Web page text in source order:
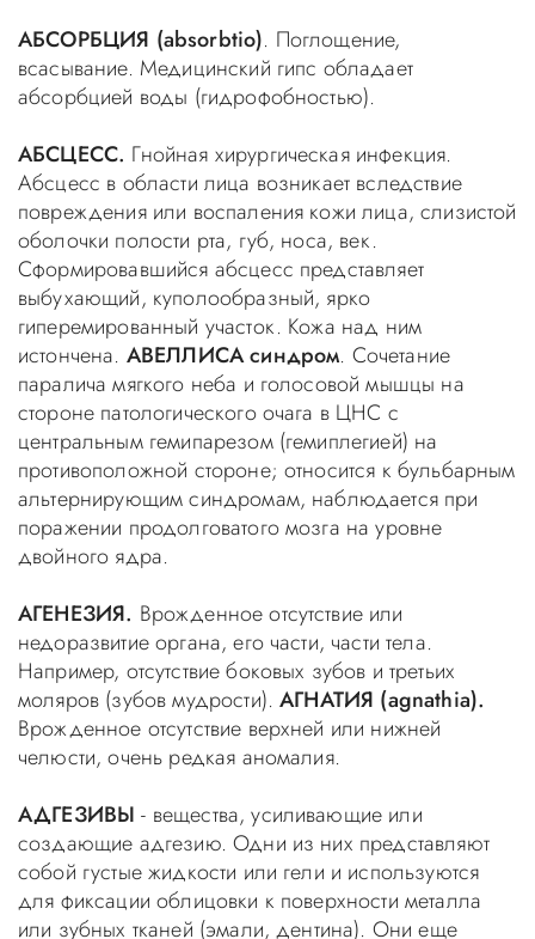
АБСОРБЦИЯ (absorbtio). Поглощение,
всасывание. Медицинский гипс обладает
абсорбцией воды (гидрофобностью).
АБСЦЕСС. Гнойная хирургическая инфекция.
Абсцесс в области лица возникает вследствие
повреждения или воспаления кожи лица, слизистой
оболочки полости рта, губ, носа, век.
Сформировавшийся абсцесс представляет
выбухающий, куполообразный, ярко
гиперемированный участок. Кожа над ним
истончена. АВЕЛЛИСА синдром. Сочетание
паралича мягкого неба и голосовой мышцы на
стороне патологического очага в ЦНС с
центральным гемипарезом (гемиплегией) на
противоположной стороне; относится к бульбарным
альтернирующим синдромам, наблюдается при
поражении продолговатого мозга на уровне
двойного ядра.
АГЕНЕЗИЯ. Врожденное отсутствие или
недоразвитие органа, его части, части тела.
Например, отсутствие боковых зубов и третьих
моляров (зубов мудрости).АГНАТИЯ (agnathia).
Врожденное отсутствие верхней или нижней
челюсти, очень редкая аномалия.
АДГЕЗИВЫ- вещества, усиливающие или
создающие адгезию. Одни из них представляют
собой густые жидкости или гели и используются
для фиксации облицовки к поверхности металла
или зубных тканей (эмали, дентина). Они еще